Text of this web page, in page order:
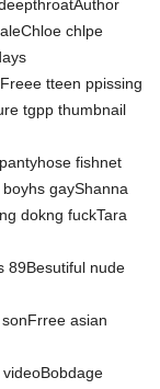
chlpe
tteen ppissing
tgpp thumbnail
fishnet
gayShanna
dokng fuckTara
89Besutiful nude
asian